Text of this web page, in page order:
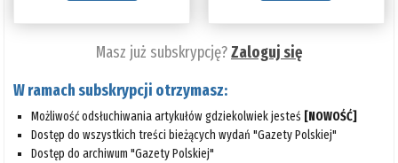
Masz już subskrypcję?Zaloguj się
W ramach subskrypcji otrzymasz:
Możliwość odsłuchiwania artykułów gdziekolwiek jesteś [NOWOŚĆ]
Dostęp do wszystkich treści bieżących wydań "Gazety Polskiej"
Dostęp do archiwum "Gazety Polskiej"